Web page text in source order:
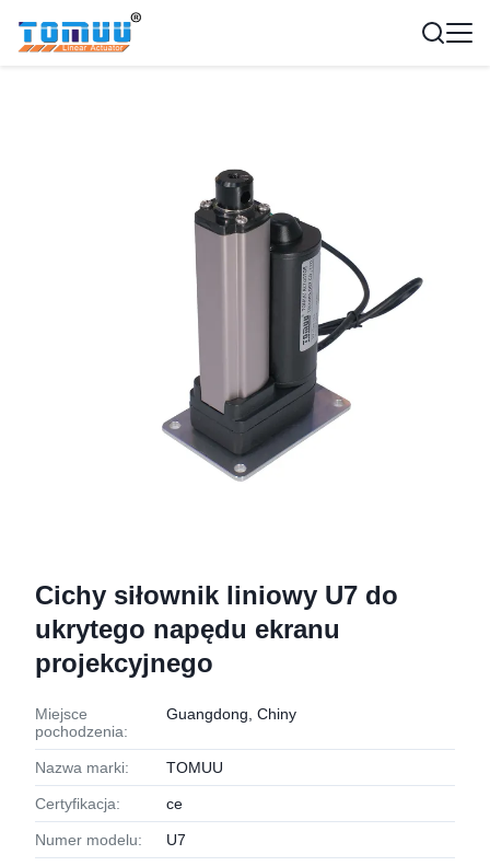
Cichy siłownik liniowy U7 do
ukrytego napędu ekranu
projekcyjnego
Miejsce
pochodzenia:
Guangdong, Chiny
Nazwa marki: TOMUU
Certyfikacja: ce
Numer modelu: U7